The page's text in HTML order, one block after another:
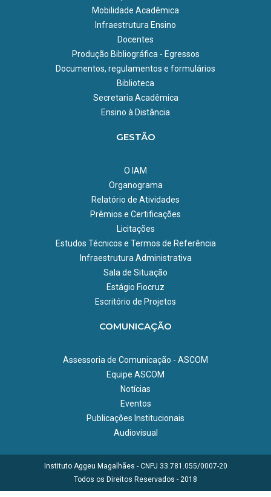
Mobilidade Acadêmica
Infraestrutura Ensino
Docentes
Produção Bibliográfica - Egressos
Documentos, regulamentos e formulários
Biblioteca
Secretaria Acadêmica
Ensino à Distância
GESTÃO
O IAM
Organograma
Relatório de Atividades
Prêmios e Certificações
Licitações
Estudos Técnicos e Termos de Referência
Infraestrutura Administrativa
Sala de Situação
Estágio Fiocruz
Escritório de Projetos
COMUNICAÇÃO
Assessoria de Comunicação - ASCOM
Equipe ASCOM
Notícias
Eventos
Publicações Institucionais
Audiovisual
Instituto Aggeu Magalhães - CNPJ 33.781.055/0007-20
Todos os Direitos Reservados - 2018